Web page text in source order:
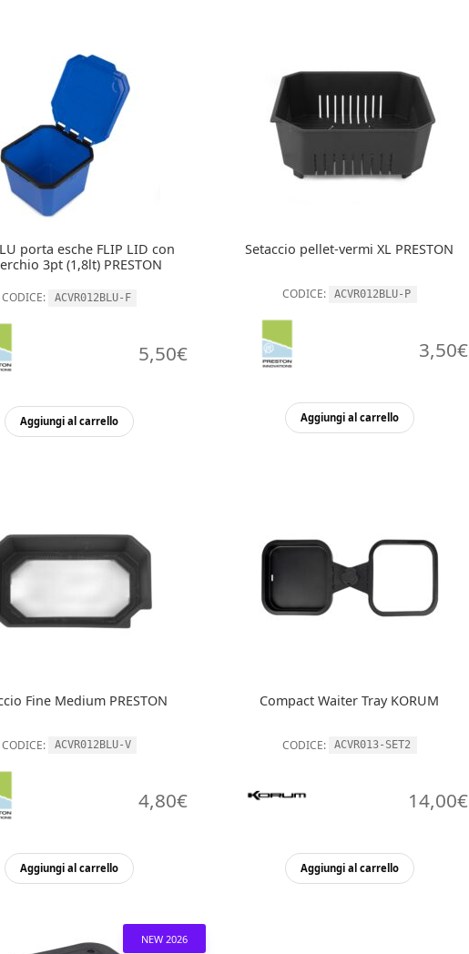
porta esche FLIP LID con
3pt (1,8lt) PRESTON
CODICE: ACVR012BLU-F
5,50€
Aggiungi al carrello
Setaccio pellet-vermi XL PRESTON
CODICE: ACVR012BLU-P
3,50€
Aggiungi al carrello
Fine Medium PRESTON
CODICE: ACVR012BLU-V
4,80€
Aggiungi al carrello
Compact Waiter Tray KORUM
CODICE: ACVR013-SET2
14,00€
Aggiungi al carrello
NEW 2026